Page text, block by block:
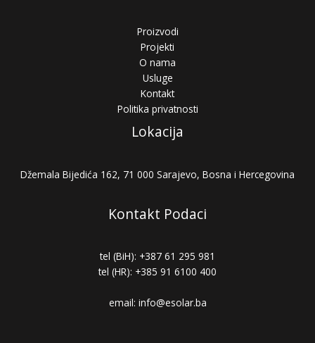
Proizvodi
Projekti
O nama
Usluge
Kontakt
Politika privatnosti
Lokacija
Džemala Bijedića 162, 71 000 Sarajevo, Bosna i Hercegovina
Kontakt Podaci
tel (BiH): +387 61 295 981
tel (HR): +385 91 6100 400
email: info@esolar.ba